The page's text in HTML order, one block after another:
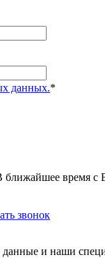
данных.*
время с
звонок
и наши